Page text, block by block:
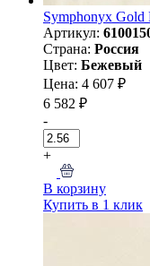
Symphonyx Gold
Артикул:
Страна: Россия
Цвет: Бежевый
Цена: 4 607 ₽
6 582 ₽
-
+
В корзину
Купить в 1 клик